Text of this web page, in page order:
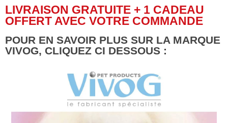
LIVRAISON GRATUITE + 1 CADEAU
OFFERT AVEC VOTRE COMMANDE
POUR EN SAVOIR PLUS SUR LA MARQUE
VIVOG, CLIQUEZ CI DESSOUS :